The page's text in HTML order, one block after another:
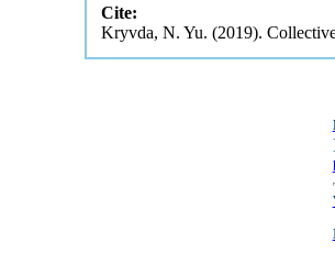
Cite:
Kryvda, N. Yu. (2019).